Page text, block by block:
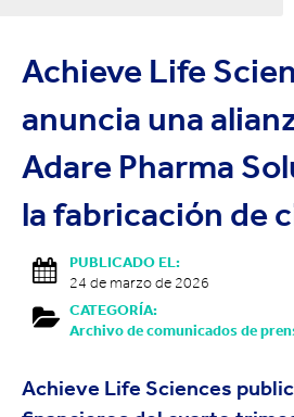
Achieve Life
anuncia una
Adare Pharma
la fabricación de
PUBLICADO EL:
24 de marzo de 2026
CATEGORÍA:
Archivo de comunicados de
Achieve Life Sciences